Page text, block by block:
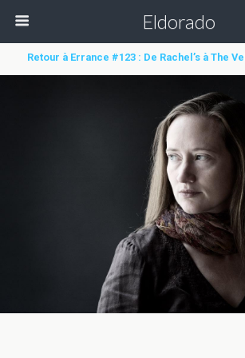
Eldorado
Retour à Errance #123 : De Rachel’s à The